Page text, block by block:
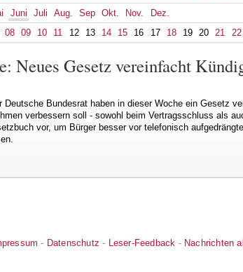
Juni Juli Aug. Sep Okt. Nov.
Dez.
08 09 10 11 12 13 14 15 16 17 18 19 20 21 22
Neues Gesetz vereinfacht
Deutsche Bundesrat haben in dieser Woche ein Gesetz
verbessern soll - sowohl beim Vertragsschluss als
vor, um Bürger besser vor telefonisch
- Datenschutz - Leser-Feedback - Nachrichten